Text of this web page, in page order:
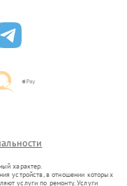
характер.
устройств, в отношении которых
услуги по ремонту. Услуги